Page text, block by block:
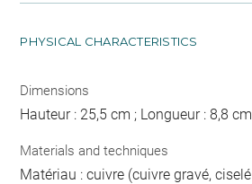
PHYSICAL CHARACTERISTICS
Dimensions
Hauteur : 25,5 cm ; Longueur : 8,8 cm
Materials and techniques
Matériau : cuivre (cuivre gravé,